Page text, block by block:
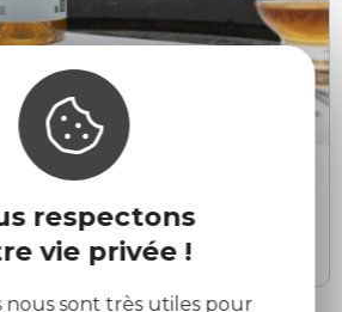
respectons
vie privée !
nous sont très utiles pour